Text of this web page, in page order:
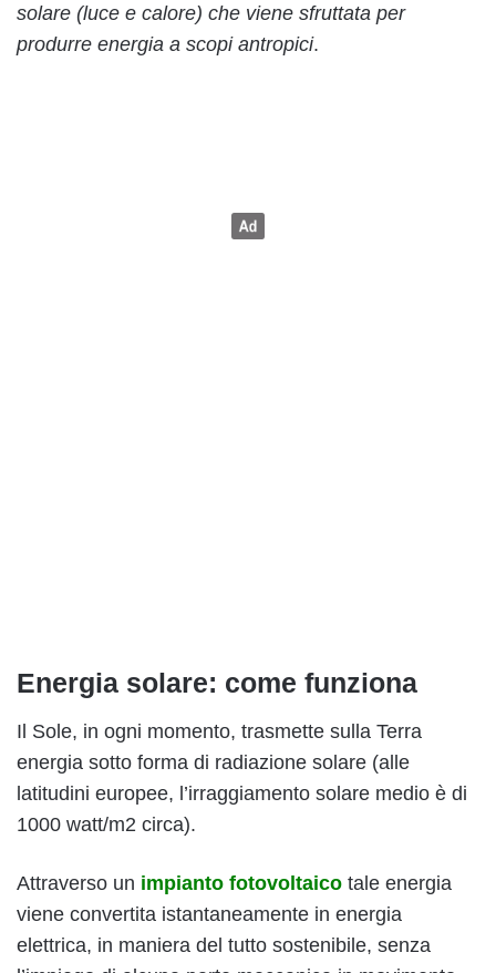
solare (luce e calore) che viene sfruttata per
produrre energia a scopi antropici.
Energia solare: come funziona
Il Sole, in ogni momento, trasmette sulla Terra
energia sotto forma di radiazione solare (alle
latitudini europee, l’irraggiamento solare medio è di
1000 watt/m2 circa).
Attraverso un impianto fotovoltaico tale energia
viene convertita istantaneamente in energia
elettrica, in maniera del tutto sostenibile, senza